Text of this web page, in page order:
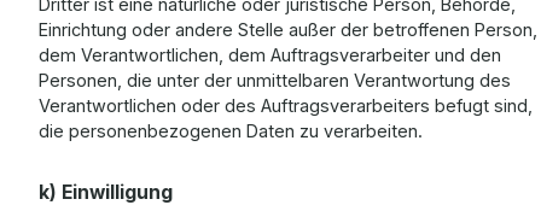
Dritter ist eine natürliche oder juristische Person, Behörde,
Einrichtung oder andere Stelle außer der betroffenen Person,
dem Verantwortlichen, dem Auftragsverarbeiter und den
Personen, die unter der unmittelbaren Verantwortung des
Verantwortlichen oder des Auftragsverarbeiters befugt sind,
die personenbezogenen Daten zu verarbeiten.
k) Einwilligung